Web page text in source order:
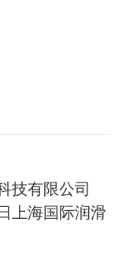
技有限公司
上海国际润滑